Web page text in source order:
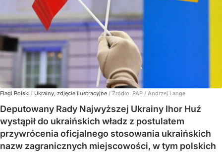
Flagi Polski i Ukrainy, zdjęcie ilustracyjne / Źródło: PAP / Andrzej Lange
Deputowany Rady Najwyższej Ukrainy Ihor Huź
wystąpił do ukraińskich władz z postulatem
przywrócenia oficjalnego stosowania ukraińskich
nazw zagranicznych miejscowości, w tym polskich